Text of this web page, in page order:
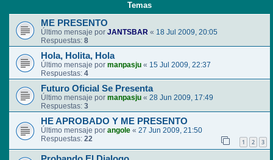
Temas
ME PRESENTO
Último mensaje por JANTSBAR « 18 Jul 2009, 20:05
Respuestas: 8
Hola, Holita, Hola
Último mensaje por manpasju « 15 Jul 2009, 22:37
Respuestas: 4
Futuro Oficial Se Presenta
Último mensaje por manpasju « 28 Jun 2009, 17:49
Respuestas: 3
HE APROBADO Y ME PRESENTO
Último mensaje por angole « 27 Jun 2009, 21:50
Respuestas: 22 1 2 3